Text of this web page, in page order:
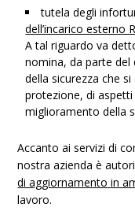
tutela degli
dell’incarico esterno
A tal riguardo va
nomina, da parte del
della sicurezza che
protezione, di
miglioramento della
Accanto ai servizi di
nostra azienda è
di aggiornamento in
lavoro.